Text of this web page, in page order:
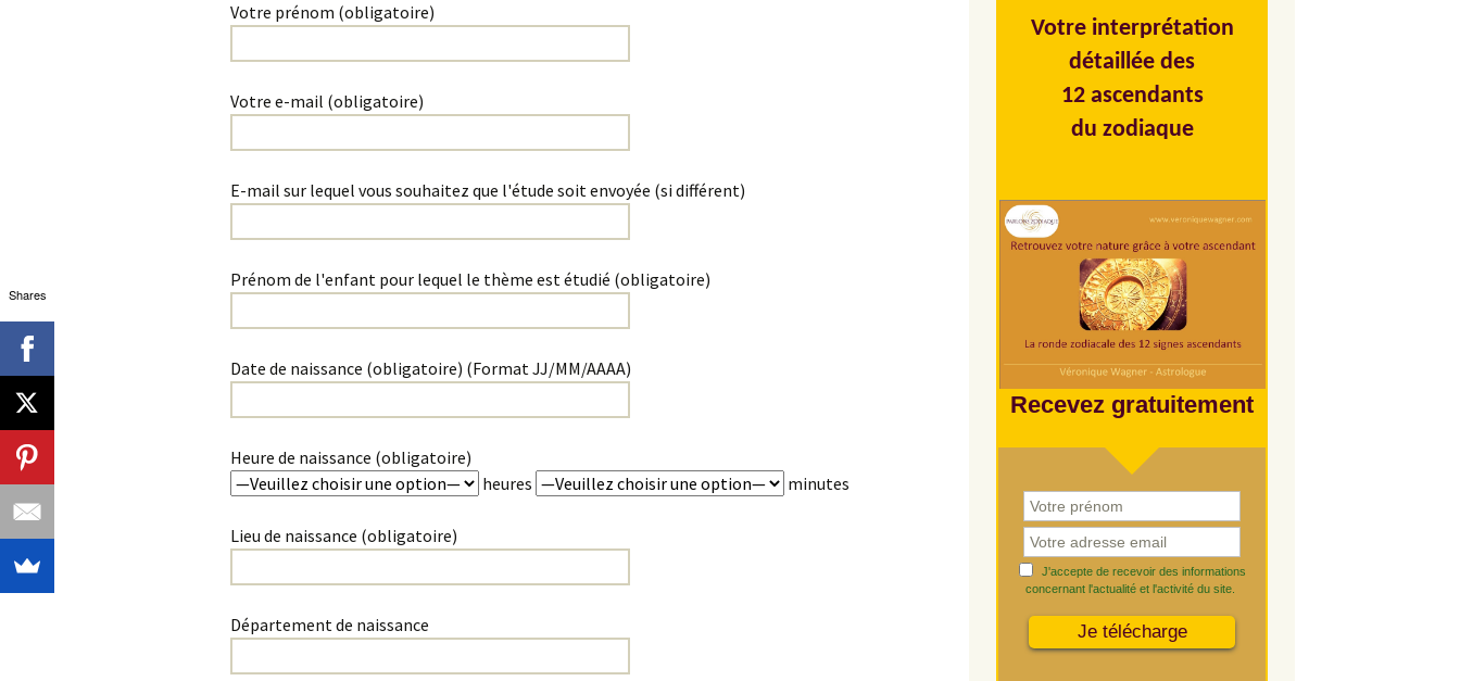
Votre prénom (obligatoire)
Votre e-mail (obligatoire)
E-mail sur lequel vous souhaitez que l'étude soit envoyée (si différent)
Prénom de l'enfant pour lequel le thème est étudié (obligatoire)
Date de naissance (obligatoire) (Format JJ/MM/AAAA)
Heure de naissance (obligatoire)
heures
minutes
Lieu de naissance (obligatoire)
Département de naissance
Votre interprétation
détaillée des
12 ascendants
du zodiaque
Recevez gratuitement
J'accepte de recevoir des informations
concernant l'actualité et l'activité du site.
Shares